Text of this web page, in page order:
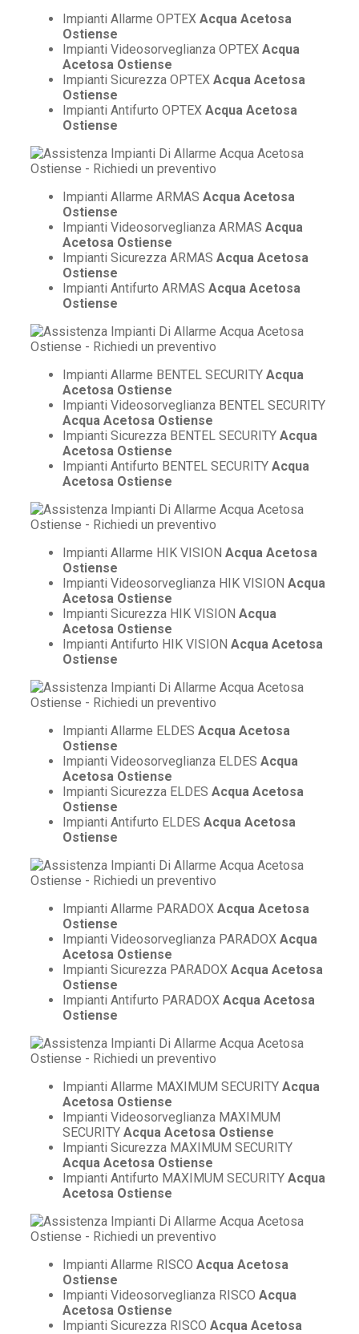
Impianti Allarme OPTEX Acqua Acetosa
Ostiense
Impianti Videosorveglianza OPTEX Acqua
Acetosa Ostiense
Impianti Sicurezza OPTEX Acqua Acetosa
Ostiense
Impianti Antifurto OPTEX Acqua Acetosa
Ostiense
Impianti Allarme ARMAS Acqua Acetosa
Ostiense
Impianti Videosorveglianza ARMAS Acqua
Acetosa Ostiense
Impianti Sicurezza ARMAS Acqua Acetosa
Ostiense
Impianti Antifurto ARMAS Acqua Acetosa
Ostiense
Impianti Allarme BENTEL SECURITY Acqua
Acetosa Ostiense
Impianti Videosorveglianza BENTEL SECURITY
Acqua Acetosa Ostiense
Impianti Sicurezza BENTEL SECURITY Acqua
Acetosa Ostiense
Impianti Antifurto BENTEL SECURITY Acqua
Acetosa Ostiense
Impianti Allarme HIK VISION Acqua Acetosa
Ostiense
Impianti Videosorveglianza HIK VISION Acqua
Acetosa Ostiense
Impianti Sicurezza HIK VISION Acqua
Acetosa Ostiense
Impianti Antifurto HIK VISION Acqua Acetosa
Ostiense
Impianti Allarme ELDES Acqua Acetosa
Ostiense
Impianti Videosorveglianza ELDES Acqua
Acetosa Ostiense
Impianti Sicurezza ELDES Acqua Acetosa
Ostiense
Impianti Antifurto ELDES Acqua Acetosa
Ostiense
Impianti Allarme PARADOX Acqua Acetosa
Ostiense
Impianti Videosorveglianza PARADOX Acqua
Acetosa Ostiense
Impianti Sicurezza PARADOX Acqua Acetosa
Ostiense
Impianti Antifurto PARADOX Acqua Acetosa
Ostiense
Impianti Allarme MAXIMUM SECURITY Acqua
Acetosa Ostiense
Impianti Videosorveglianza MAXIMUM
SECURITY Acqua Acetosa Ostiense
Impianti Sicurezza MAXIMUM SECURITY
Acqua Acetosa Ostiense
Impianti Antifurto MAXIMUM SECURITY Acqua
Acetosa Ostiense
Impianti Allarme RISCO Acqua Acetosa
Ostiense
Impianti Videosorveglianza RISCO Acqua
Acetosa Ostiense
Impianti Sicurezza RISCO Acqua Acetosa